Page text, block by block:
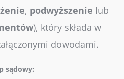
, podwyższenie lub
), który składa w
dowodami.
sądowy: